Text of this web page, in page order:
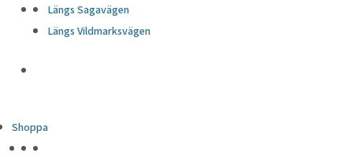
Längs Sagavägen
Längs Vildmarksvägen
Shoppa